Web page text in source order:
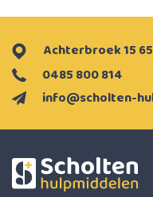
info@scholten-
0485 800 814
Achterbroek 15